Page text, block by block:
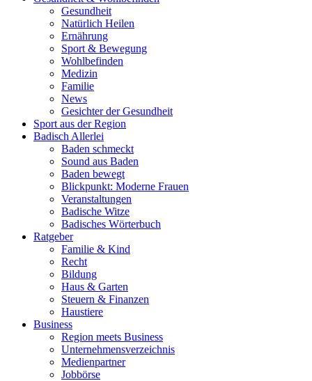
Gesundheit
Natürlich Heilen
Ernährung
Sport & Bewegung
Wohlbefinden
Medizin
Familie
News
Gesichter der Gesundheit
Sport aus der Region
Badisch Allerlei
Baden schmeckt
Sound aus Baden
Baden bewegt
Blickpunkt: Moderne Frauen
Veranstaltungen
Badische Witze
Badisches Wörterbuch
Ratgeber
Familie & Kind
Recht
Bildung
Haus & Garten
Steuern & Finanzen
Haustiere
Business
Region meets Business
Unternehmensverzeichnis
Medienpartner
Jobbörse